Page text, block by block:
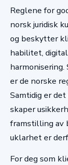
Reglene for
norsk juridisk
og beskytter
habilitet,
er de norske
Samtidig er
skaper
framstilling av
uklarhet er
For deg som